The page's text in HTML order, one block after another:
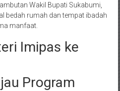
Wakil Bupati Sukabumi,
bedah rumah dan tempat ibadah
manfaat.
Imipas ke
Program